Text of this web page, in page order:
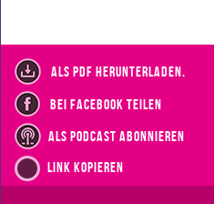
als PDF herunterladen.
bei Facebook teilen
als Podcast abonnieren
Link kopieren